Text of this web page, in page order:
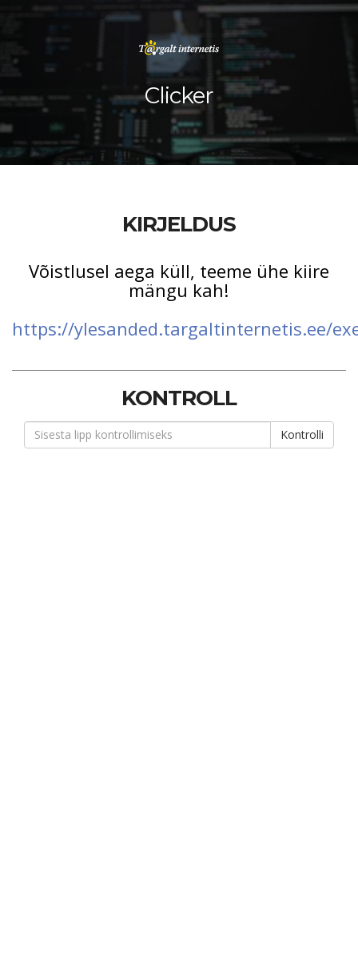
Clicker
KIRJELDUS
Võistlusel aega küll, teeme ühe kiire
mängu kah!
https://ylesanded.targaltinternetis.ee/
KONTROLL
Kontrolli